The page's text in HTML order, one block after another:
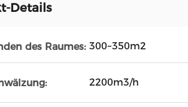
Details
des Raumes: 300~350m2
2200m3/h